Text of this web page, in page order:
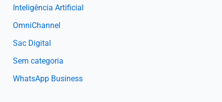
Inteligência Artificial
OmniChannel
Sac Digital
Sem categoria
WhatsApp Business